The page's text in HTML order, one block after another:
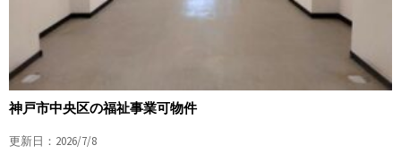
神戸市中央区の福祉事業可物件
更新日：2026/7/8